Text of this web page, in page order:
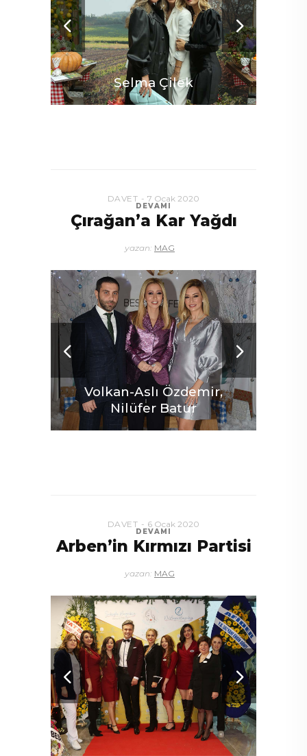
Selma Çilek
DEVAMI
DAVET 7 Ocak 2020
Çırağan’a Kar Yağdı
yazan: MAG
Volkan-Aslı Özdemir,
Nilüfer Batur
DEVAMI
DAVET 6 Ocak 2020
Arben’in Kırmızı Partisi
yazan: MAG